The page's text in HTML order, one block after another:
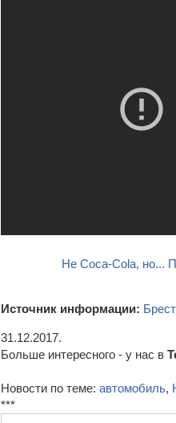
Не Coca-Cola, но...
Источник информации:
31.12.2017.
Больше интересного - у нас в
Новости по теме: автомобиль,
***